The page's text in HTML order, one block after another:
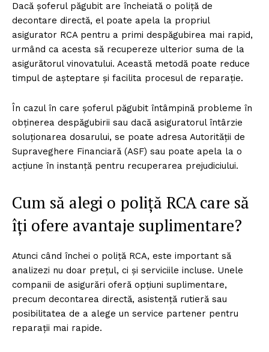
Dacă șoferul păgubit are încheiată o poliță de
decontare directă, el poate apela la propriul
asigurator RCA pentru a primi despăgubirea mai rapid,
urmând ca acesta să recupereze ulterior suma de la
asigurătorul vinovatului. Această metodă poate reduce
timpul de așteptare și facilita procesul de reparație.
În cazul în care șoferul păgubit întâmpină probleme în
obținerea despăgubirii sau dacă asiguratorul întârzie
soluționarea dosarului, se poate adresa Autorității de
Supraveghere Financiară (ASF) sau poate apela la o
acțiune în instanță pentru recuperarea prejudiciului.
Cum să alegi o poliță RCA care să
îți ofere avantaje suplimentare?
Atunci când închei o poliță RCA, este important să
analizezi nu doar prețul, ci și serviciile incluse. Unele
companii de asigurări oferă opțiuni suplimentare,
precum decontarea directă, asistență rutieră sau
posibilitatea de a alege un service partener pentru
reparații mai rapide.